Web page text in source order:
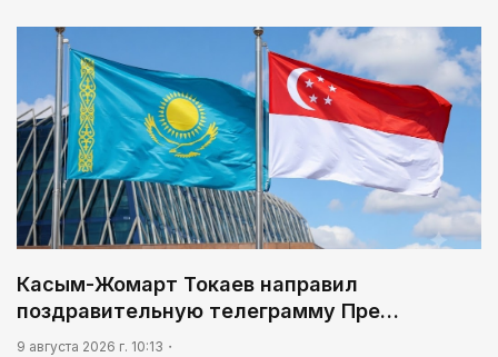
Касым-Жомарт Токаев направил
поздравительную телеграмму Пре…
9 августа 2026 г. 10:13